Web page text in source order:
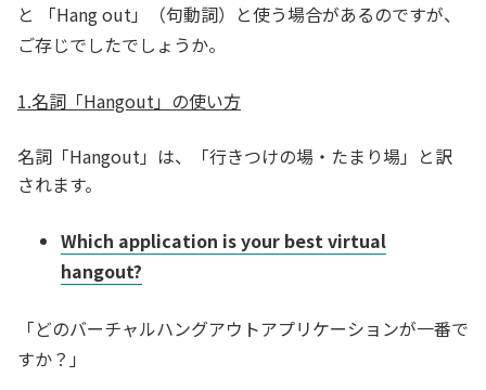
と 「Hang out」（句動詞）と使う場合があるのですが、
ご存じでしたでしょうか。
1.名詞「Hangout」の使い方
名詞「Hangout」は、「行きつけの場・たまり場」と訳
されます。
Which application is your best virtual
hangout?
「どのバーチャルハングアウトアプリケーションが一番で
すか？」